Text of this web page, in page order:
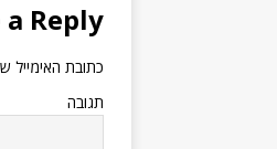
a Reply
כתובת האימייל
תגובה